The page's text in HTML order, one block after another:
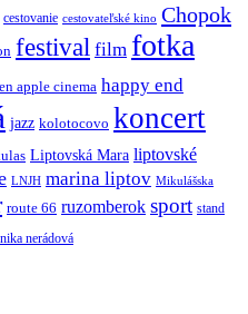
cestovanie cestovateľské kino Chopok
festival film fotka
apple cinema happy end
jazz kolotocovo koncert
Liptovská Mara liptovské
LNJH marina liptov Mikulášska
route 66 ruzomberok sport stand
nerádová